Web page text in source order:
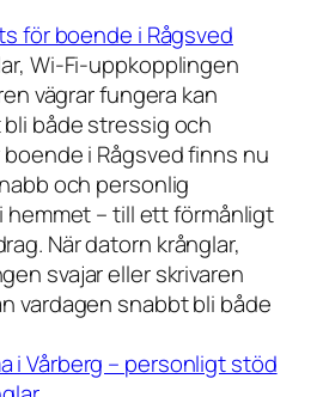
för boende i Rågsved
Wi-Fi-uppkopplingen
vägrar fungera kan
både stressig och
i Rågsved finns nu
och personlig
hemmet – till ett förmånligt
När datorn krånglar,
svajar eller skrivaren
vardagen snabbt bli både
i Vårberg – personligt stöd